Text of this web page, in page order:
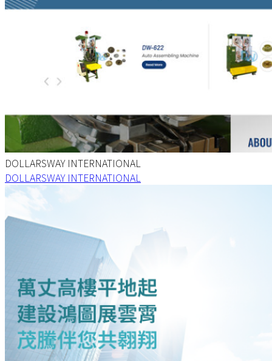
DOLLARSWAY INTERNATIONAL
DOLLARSWAY INTERNATIONAL